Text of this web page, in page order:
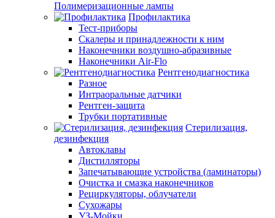
Полимеризационные лампы
Профилактика
Тест-приборы
Скалеры и принадлежности к ним
Наконечники воздушно-абразивные
Наконечники Air-Flo
Рентгенодиагностика
Разное
Интраоральные датчики
Рентген-защита
Трубки портативные
Стерилизация,
дезинфекция
Автоклавы
Дистилляторы
Запечатывающие устройства (ламинаторы)
Очистка и смазка наконечников
Рециркуляторы, облучатели
Сухожары
УЗ-Мойки